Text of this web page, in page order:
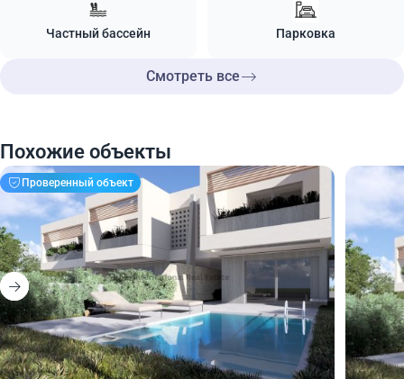
Частный бассейн Парковка
Смотреть все
Похожие объекты
Проверенный объект